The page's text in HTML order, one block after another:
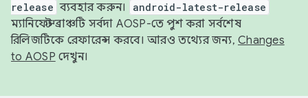
release ব্যবহার করুন। android-latest-release
ম্যানিফেস্ট ব্রাঞ্চটি সর্বদা AOSP-তে পুশ করা সর্বশেষ
রিলিজটিকে রেফারেন্স করবে। আরও তথ্যের জন্য, Changes
to AOSP দেখুন।